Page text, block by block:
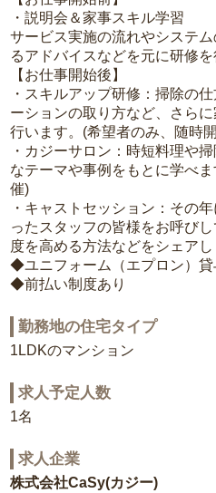
・説明会＆家事スキル学習
サービス実施の流れやシステ
るアドバイスなどを元に研修を
【お仕事開始後】
・スキルアップ研修：掃除の
ーションの取り方など、さら
行います。(希望者のみ、随時
・カジーサロン：時短料理や
なテーマや事例をもとに学べ
催)
・キャストセッション：その
ったスタッフの皆様をお呼び
度を高める方法などをシェア
◆ユニフォーム（エプロン）貸
◆前払い制度あり
勤務地の住宅タイプ
1LDKのマンション
求人予定人数
1名
求人企業
株式会社CaSy(カジー)